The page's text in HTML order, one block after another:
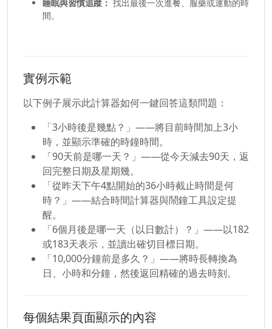
睡眠與習慣追蹤： 找出最後一次進餐、服藥或運動的時
間。
實例示範
以下例子展示此計算器如何一鍵回答這類問題：
「3小時後是幾點？」——將目前時間加上3小
時，並顯示準確的時鐘時間。
「90天前是哪一天？」——從今天減去90天，返
回完整日期及星期幾。
「從昨天下午4點開始的36小時截止時間是何
時？」——結合時間計算器與鬧鐘工具設定提
醒。
「6個月後是哪一天（以日數計）？」——以182
或183天表示，並讀出確切目標日期。
「10,000分鐘前是多久？」——將時長轉換為
日、小時和分鐘，然後返回精確的過去時刻。
每個結果頁面顯示的內容